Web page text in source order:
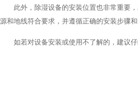
此外，除湿设备的安装位置也非常重要
源和地线符合要求，并遵循正确的安装步骤和
如若对设备安装或使用不了解的，建